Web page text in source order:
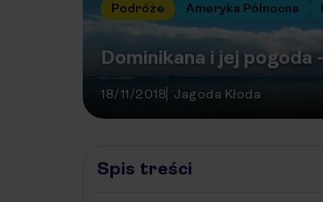
Podróże Ameryka Północna
Dominikana i jej pogoda
18/11/2018 Jagoda Kłoda
Spis treści